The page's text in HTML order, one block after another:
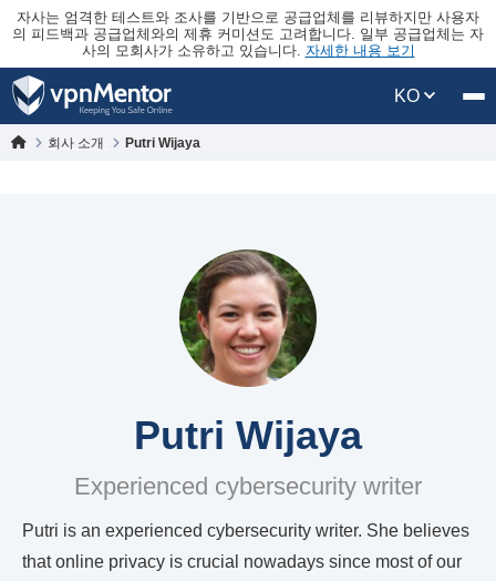
자사는 엄격한 테스트와 조사를 기반으로 공급업체를 리뷰하지만 사용자
의 피드백과 공급업체와의 제휴 커미션도 고려합니다. 일부 공급업체는 자
사의 모회사가 소유하고 있습니다. 자세한 내용 보기
KO
회사 소개 Putri Wijaya
Putri Wijaya
Experienced cybersecurity writer
Putri is an experienced cybersecurity writer. She believes
that online privacy is crucial nowadays since most of our